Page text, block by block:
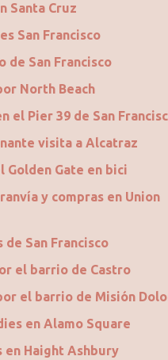
Santa Cruz
San Francisco
de San Francisco
North Beach
el Pier 39 de San
visita a Alcatraz
Golden Gate en bici
y compras en Union
de San Francisco
el barrio de Castro
el barrio de Misión
en Alamo Square
en Haight Ashbury